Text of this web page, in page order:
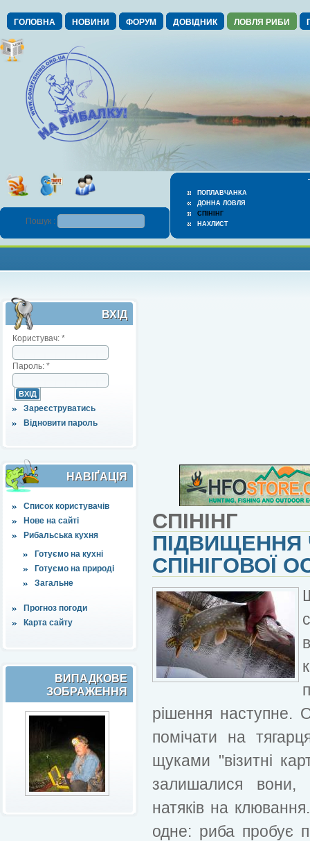
ГОЛОВНА НОВИНИ ФОРУМ ДОВІДНИК ЛОВЛЯ РИБИ
ПОПЛАВЧАНКА
ДОННА ЛОВЛЯ
СПІНІНГ
НАХЛИСТ
Пошук :
ВХІД
Користувач: *
Пароль: *
Зареєструватись
Відновити пароль
НАВІҐАЦІЯ
Список користувачів
Нове на сайті
Рибальська кухня
Готуємо на кухні
Готуємо на природі
Загальне
Прогноз погоди
Карта сайту
ВИПАДКОВЕ
ЗОБРАЖЕННЯ
СПІНІНГ
ПІДВИЩЕННЯ
СПІНІГОВОЇ
рішення наступне.
помічати на
щуками "візитні
залишалися вони,
натяків на
одне: риба пробує